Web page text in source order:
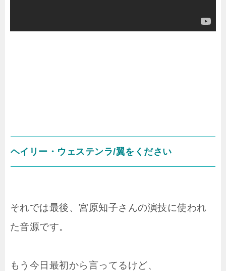
ヘイリー・ウェステンラ/翼をください
それでは最後、宮原知子さんの演技に使われ
た音源です。
もう今日最初から言ってるけど、